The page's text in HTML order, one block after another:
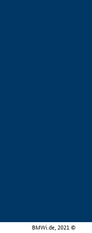
BMWi.de, 2021 ©